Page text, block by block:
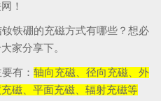
！
铁硼的充磁方式有哪些？想必
家分享下。
有： 轴向充磁、径向充磁、外
磁、平面充磁、辐射充磁等